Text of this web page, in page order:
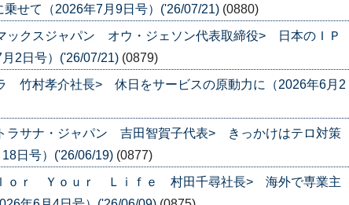
せて（2026年7月9日号）('26/07/21) (0880)
ックスジャパン オウ・ジェソン代表取締役> 日本のＩＰ
2日号）('26/07/21) (0879)
竹村孝介社長> 休日をサービスの原動力に（2026年6月2
ラサナ・ジャパン 吉田智賀子代表> きっかけはテロ対策
日号）('26/06/19) (0877)
ｌｏｒ Ｙｏｕｒ Ｌｉｆｅ 村田千尋社長> 海外で専業主